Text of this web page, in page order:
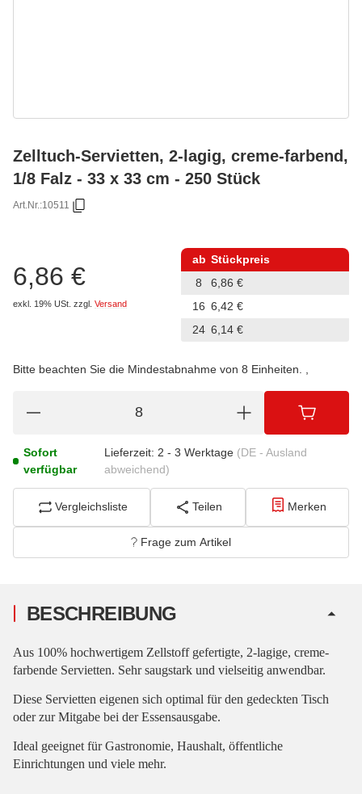
Zelltuch-Servietten, 2-lagig, creme-farbend,
1/8 Falz - 33 x 33 cm - 250 Stück
Art.Nr.:10511
6,86 €
exkl. 19% USt. zzgl. Versand
ab Stückpreis
8
6,86 €
16 6,42 €
24 6,14 €
Bitte beachten Sie die Mindestabnahme von 8 Einheiten.
Sofort
verfügbar
Lieferzeit: 2 - 3 Werktage (DE - Ausland
abweichend)
Vergleichsliste Teilen Merken
Frage zum Artikel
BESCHREIBUNG
Aus 100% hochwertigem Zellstoff gefertigte, 2-lagige, creme-
farbende Servietten. Sehr saugstark und vielseitig anwendbar.
Diese Servietten eigenen sich optimal für den gedeckten Tisch
oder zur Mitgabe bei der Essensausgabe.
Ideal geeignet für Gastronomie, Haushalt, öffentliche
Einrichtungen und viele mehr.